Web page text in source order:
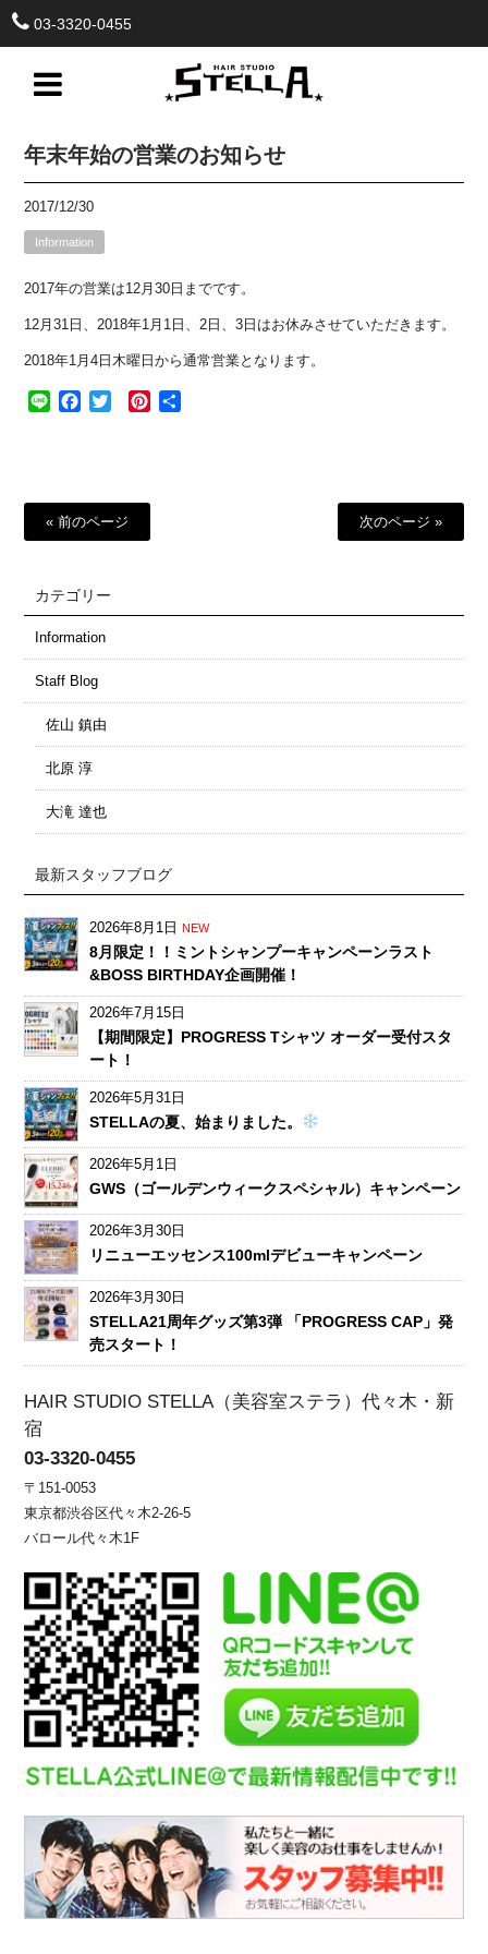
03-3320-0455
年末年始の営業のお知らせ
2017/12/30
Information
2017年の営業は12月30日までです。
12月31日、2018年1月1日、2日、3日はお休みさせていただきます。
2018年1月4日木曜日から通常営業となります。
Line Facebook
Twitter Pinterest
« 前のページ 次のページ »
カテゴリー
Information
Staff Blog
佐山 鎮由
北原 淳
大滝 達也
最新スタッフブログ
2026年8月1日 NEW
8月限定！！ミントシャンプーキャンペーンラスト
&BOSS BIRTHDAY企画開催！
2026年7月15日
【期間限定】PROGRESS Tシャツ オーダー受付スタ
ート！
2026年5月31日
STELLAの夏、始まりました。
2026年5月1日
GWS（ゴールデンウィークスペシャル）キャンペーン
2026年3月30日
リニューエッセンス100mlデビューキャンペーン
2026年3月30日
STELLA21周年グッズ第3弾 「PROGRESS CAP」発
売スタート！
HAIR STUDIO STELLA（美容室ステラ）代々木・新
宿
03-3320-0455
〒151-0053
東京都渋谷区代々木2-26-5
バロール代々木1F